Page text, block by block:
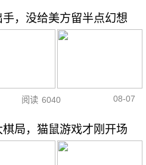
，没给美方留半点幻想
阅读 6040 08-07
局，猫鼠游戏才刚开场